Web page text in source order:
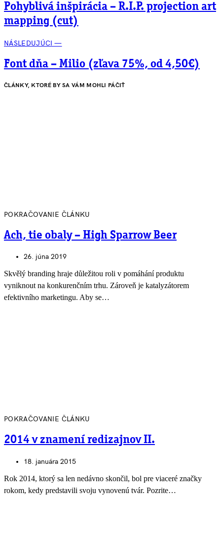
Pohyblivá inšpirácia – R.I.P. projection art
mapping (cut)
NÁSLEDUJÚCI —
Font dňa – Milio (zľava 75%, od 4,50€)
ČLÁNKY, KTORÉ BY SA VÁM MOHLI PÁČIŤ
POKRAČOVANIE ČLÁNKU
Ach, tie obaly – High Sparrow Beer
26. júna 2019
Skvělý branding hraje důležitou roli v pomáhání produktu
vyniknout na konkurenčním trhu. Zároveň je katalyzátorem
efektivního marketingu. Aby se…
POKRAČOVANIE ČLÁNKU
2014 v znamení redizajnov II.
18. januára 2015
Rok 2014, ktorý sa len nedávno skončil, bol pre viaceré značky
rokom, kedy predstavili svoju vynovenú tvár. Pozrite…